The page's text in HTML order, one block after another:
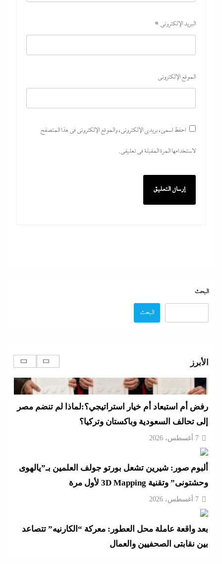
البريد الإلكتروني *
الموقع الإلكتروني
احفظ اسمي، بريدي الإلكتروني، والموقع الإلكتروني في هذا المتصفح
لاستخدامها المرة المقبلة في تعليقي.
البحث
البحث
الأبرز
7 أغسطس، 2026
ألبوم صور: شيرين تشعل بورتو جولف العلمين بـ”يالهوى
وحشتونى” وتقنية 3D Mapping لأول مرة
بين نقابتى الصحفيين والعمال
رفض أم استبعاد أم خيار استراتيجي؟:لماذا لم تنضم مصر
إلى تحالف السعودية وباكستان وتركيا؟
7 أغسطس، 2026
ألبوم صور: شيرين تشعل بورتو جولف العلمين بـ”يالهوى
وحشتونى” وتقنية 3D Mapping لأول مرة
7 أغسطس، 2026
بعد واقعة عاملة محل العطور: معركة “الكارنيه” تتصاعد
بين نقابتى الصحفيين والعمال